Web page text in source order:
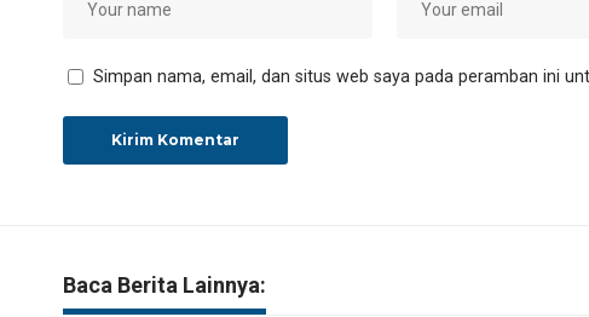
Simpan nama, email, dan situs web saya pada peramban ini
Baca Berita Lainnya: